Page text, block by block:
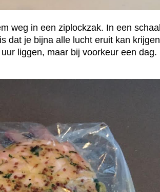
weg in een ziplockzak. In een schaal
dat je bijna alle lucht eruit kan krijgen
liggen, maar bij voorkeur een dag.